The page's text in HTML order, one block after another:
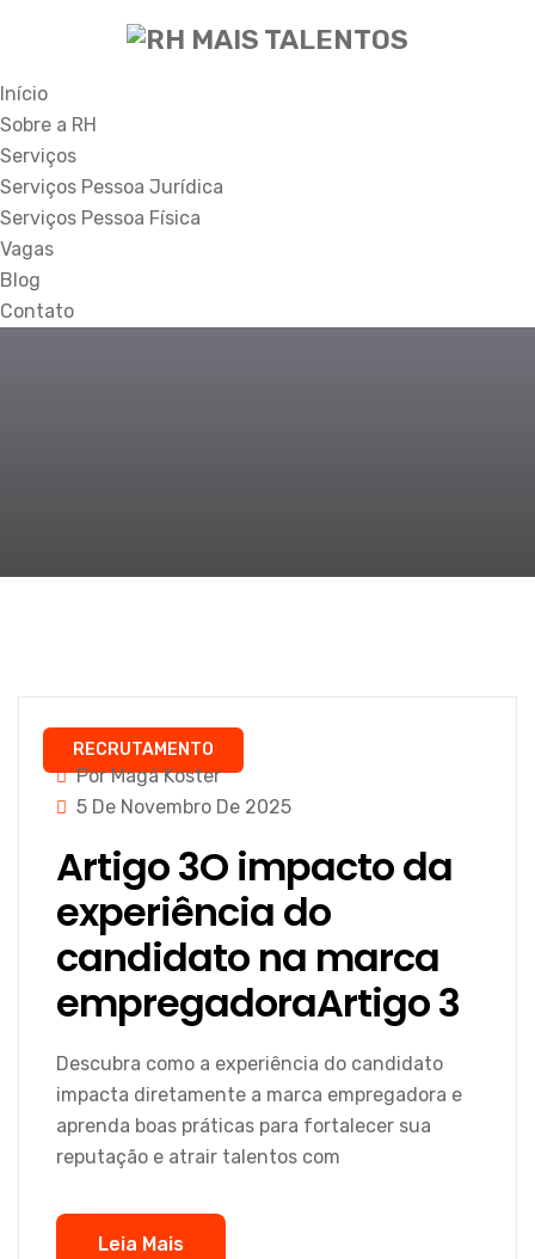
Início
Sobre a RH
Serviços
Serviços Pessoa Jurídica
Serviços Pessoa Física
Vagas
Blog
Contato
RECRUTAMENTO
Por Magá Koster
5 De Novembro De 2025
Artigo 3O impacto da
experiência do
candidato na marca
empregadoraArtigo 3
Descubra como a experiência do candidato
impacta diretamente a marca empregadora e
aprenda boas práticas para fortalecer sua
reputação e atrair talentos com
Leia Mais